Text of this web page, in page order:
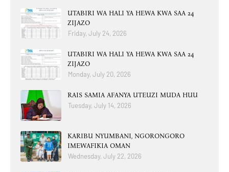
UTABIRI WA HALI YA HEWA KWA SAA 24
ZIJAZO
Friday, July 24, 2026
UTABIRI WA HALI YA HEWA KWA SAA 24
ZIJAZO
Monday, July 20, 2026
RAIS SAMIA AFANYA UTEUZI MUDA HUU
Tuesday, July 14, 2026
KARIBU NYUMBANI, NGORONGORO
IMEWAFIKIA OMAN
Wednesday, July 22, 2026